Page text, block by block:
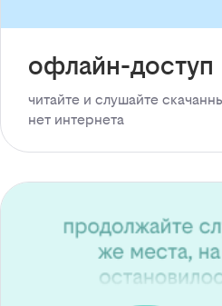
офлайн-доступ
читайте и слушайте
нет интернета